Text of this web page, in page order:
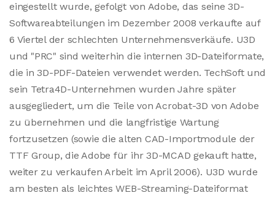
eingestellt wurde, gefolgt von Adobe, das seine 3D-
Softwareabteilungen im Dezember 2008 verkaufte auf
6 Viertel der schlechten Unternehmensverkäufe. U3D
und "PRC" sind weiterhin die internen 3D-Dateiformate,
die in 3D-PDF-Dateien verwendet werden. TechSoft und
sein Tetra4D-Unternehmen wurden Jahre später
ausgegliedert, um die Teile von Acrobat-3D von Adobe
zu übernehmen und die langfristige Wartung
fortzusetzen (sowie die alten CAD-Importmodule der
TTF Group, die Adobe für ihr 3D-MCAD gekauft hatte,
weiter zu verkaufen Arbeit im April 2006). U3D wurde
am besten als leichtes WEB-Streaming-Dateiformat